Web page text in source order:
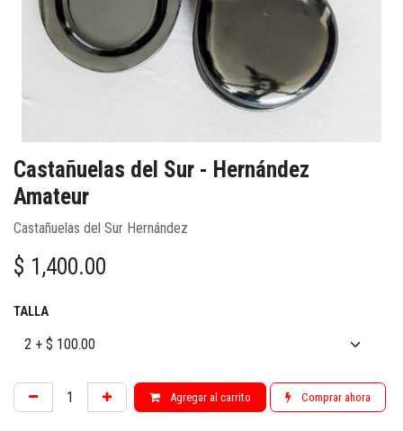
Castañuelas del Sur - Hernández
Amateur
Castañuelas del Sur Hernández
$ 1,400.00
TALLA
Agregar al carrito Comprar ahora